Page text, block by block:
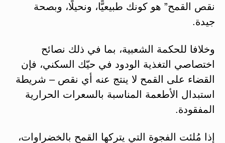
نقص القمح” هو كونك طبيعيًّا، ونحيلًا، وبصحة
جيدة.
وخلافا للحكمة الشعبية، بما في ذلك نصائح
اختصاصي التغذية الودود في حيّك السكني، فإن
القضاء على القمح لا ينتج عنه أي نقص – شريطة
استبدال الأطعمة المناسبة بالسعرات الحرارية
المفقودة.
إذا مُلئت الفجوة التي يتركها القمح بالخضراوات،